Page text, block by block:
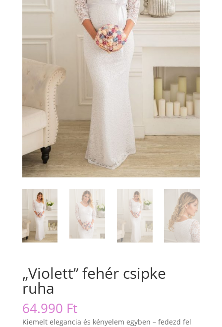
„Violett” fehér csipke
ruha
64.990 Ft
Kiemelt elegancia és kényelem egyben – fedezd fel